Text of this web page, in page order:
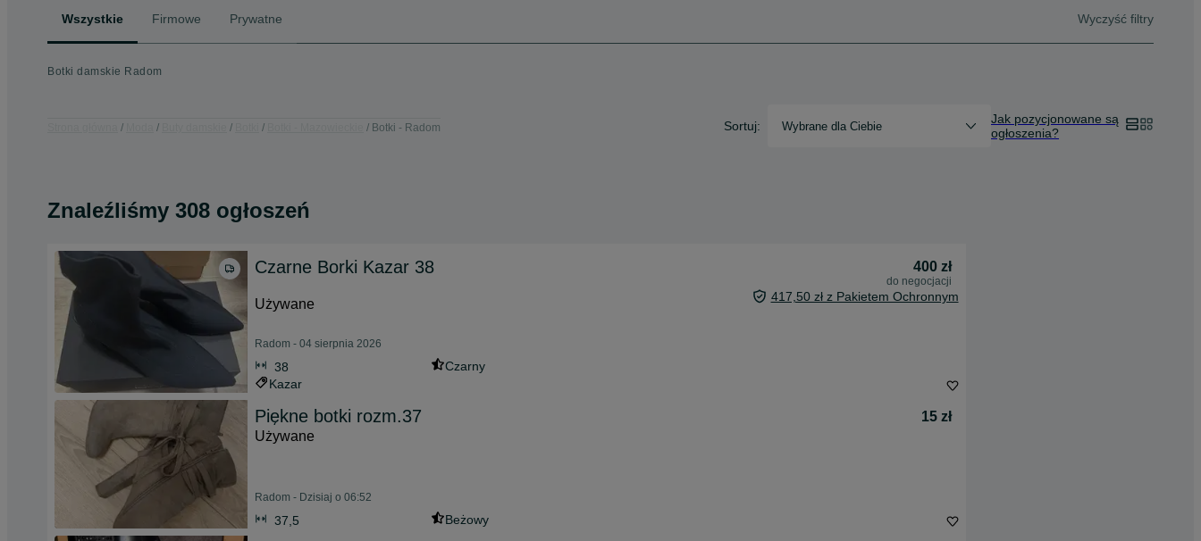
Wszystkie Firmowe Prywatne Wyczyść filtry
Botki damskie Radom
Botki - Radom Sortuj: Wybrane dla Ciebie
Jak pozycjonowane są
ogłoszenia?
Znaleźliśmy 308 ogłoszeń
Czarne Borki Kazar 38 400 zł
do negocjacji
Używane 417,50 zł z Pakietem Ochronnym
Radom - 04 sierpnia 2026
38
Czarny
Kazar
Piękne botki rozm.37
15 zł
Używane
Radom - Dzisiaj o 06:52
37,5 Beżowy